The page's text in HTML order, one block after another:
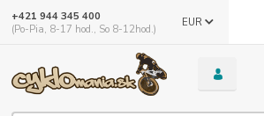
EUR
+421 944 345 400
(Po-Pia, 8-17 hod., So 8-12hod.)